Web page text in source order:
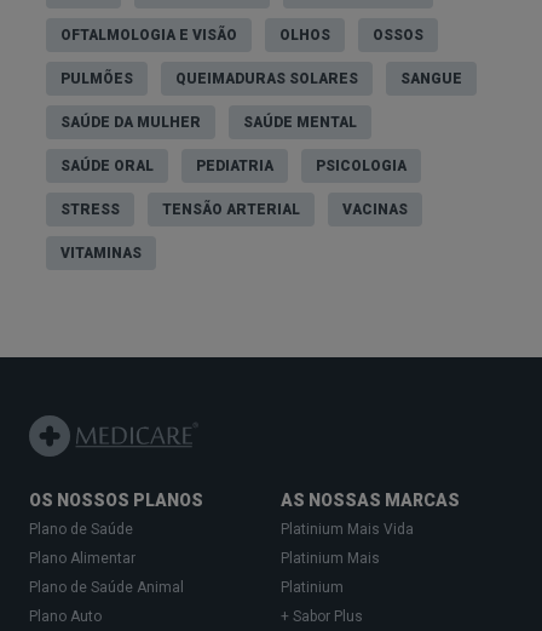
OFTALMOLOGIA E VISÃO OLHOS OSSOS
PULMÕES QUEIMADURAS SOLARES SANGUE
SAÚDE DA MULHER SAÚDE MENTAL
SAÚDE ORAL PEDIATRIA PSICOLOGIA
STRESS TENSÃO ARTERIAL VACINAS
VITAMINAS
OS NOSSOS PLANOS
Plano de Saúde
Plano Alimentar
Plano de Saúde Animal
Plano Auto
AS NOSSAS MARCAS
Platinium Mais Vida
Platinium Mais
Platinium
+ Sabor Plus